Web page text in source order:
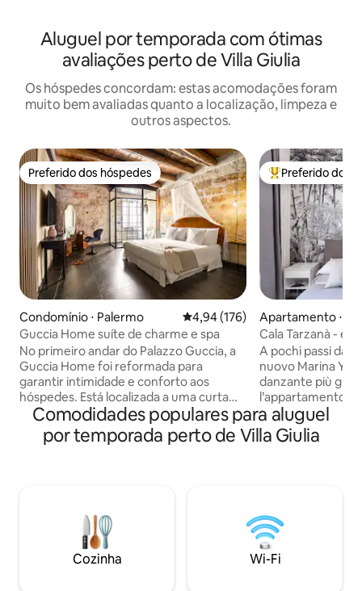
Aluguel por temporada com ótimas
avaliações perto de Villa Giulia
Os hóspedes concordam: estas acomodações foram
muito bem avaliadas quanto a localização, limpeza e
outros aspectos.
Preferido dos hóspedes
Preferido dos hóspedes
Condomínio ⋅ Palermo 4,94 de uma avaliação média de
4,94 (176)
Guccia Home suíte de charme e spa
No primeiro andar do Palazzo Guccia, a
Guccia Home foi reformada para
garantir intimidade e conforto aos
hóspedes. Está localizada a uma curta
distância da Catedral e dos principais
pontos turísticos. O coração da Guccia
Home é o seu Hammam, o chuveiro com
estar/cozinha está equipada com louça,
pequenos e grandes eletrodomésticos,
um confortável sofá-cama e uma smart
Entre os
Preferido dos
Apartamento ⋅
Cala Tarzanà -
Yachting
A pochi passi dal
nuovo Marina
danzante più
l’appartamento
palazzina
inserita nel
Fonderia, storico
risulta ben
di comunicazione
Comodidades populares para aluguel
por temporada perto de Villa Giulia
Cozinha Wi-Fi